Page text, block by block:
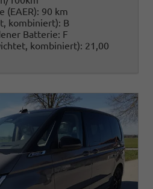
(EAER): 90 km
kombiniert): B
Batterie: F
kombiniert): 21,00